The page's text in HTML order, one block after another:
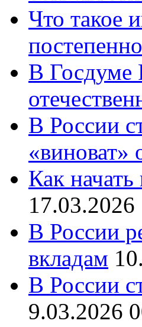
Что такое
В Госдуме
В России
«виноват»
Как
17.03.2026
В России
вкладам
В России
9.03.2026